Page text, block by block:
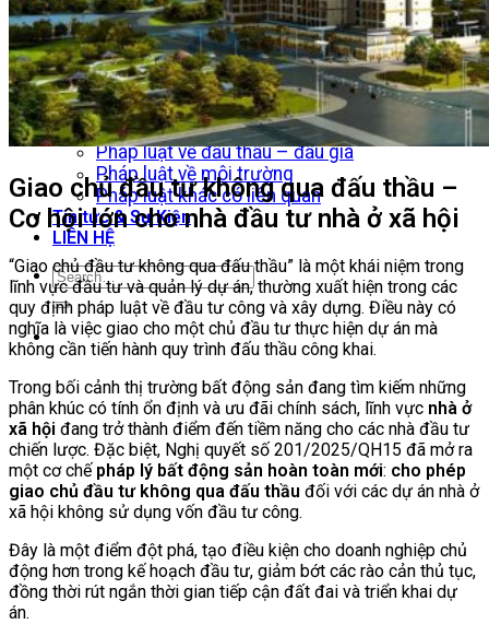
Pháp lý Bất động sản
Pháp luật về đầu tư
Pháp luật về đất đai
Pháp luật xây dựng
Pháp luật về nhà ở
Pháp luật về Kinh doanh Bất động sản
Pháp luật về đấu thầu – đấu giá
Pháp luật về môi trường
Pháp luật khác có liên quan
Tin tức & Sự Kiện
LIÊN HỆ
Giao chủ đầu tư không qua đấu thầu –
Cơ hội lớn cho nhà đầu tư nhà ở xã hội
“Giao chủ đầu tư không qua đấu thầu” là một khái niệm trong
lĩnh vực đầu tư và quản lý dự án, thường xuất hiện trong các
quy định pháp luật về đầu tư công và xây dựng. Điều này có
nghĩa là việc giao cho một chủ đầu tư thực hiện dự án mà
không cần tiến hành quy trình đấu thầu công khai.
Trong bối cảnh thị trường bất động sản đang tìm kiếm những
phân khúc có tính ổn định và ưu đãi chính sách, lĩnh vực nhà ở
xã hội đang trở thành điểm đến tiềm năng cho các nhà đầu tư
chiến lược. Đặc biệt, Nghị quyết số 201/2025/QH15 đã mở ra
một cơ chế pháp lý bất động sản hoàn toàn mới: cho phép
giao chủ đầu tư không qua đấu thầu đối với các dự án nhà ở
xã hội không sử dụng vốn đầu tư công.
Đây là một điểm đột phá, tạo điều kiện cho doanh nghiệp chủ
động hơn trong kế hoạch đầu tư, giảm bớt các rào cản thủ tục,
đồng thời rút ngắn thời gian tiếp cận đất đai và triển khai dự
án.